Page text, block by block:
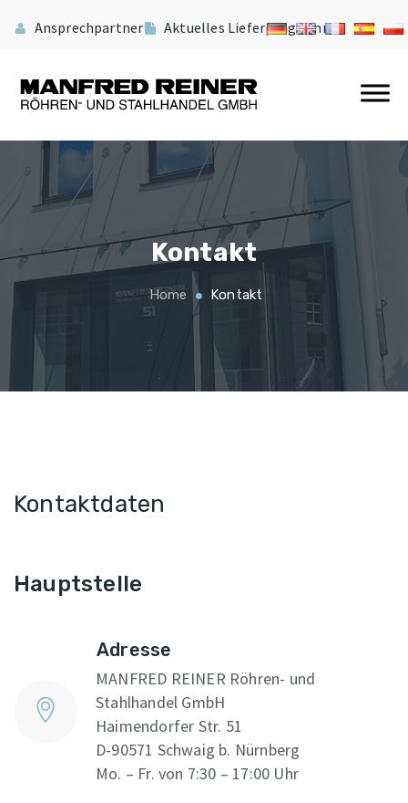
Ansprechpartner Aktuelles Lieferprogramm
Kontakt
Home Kontakt
Kontaktdaten
Hauptstelle
Adresse
MANFRED REINER Röhren- und
Stahlhandel GmbH
Haimendorfer Str. 51
D-90571 Schwaig b. Nürnberg
Mo. – Fr. von 7:30 – 17:00 Uhr